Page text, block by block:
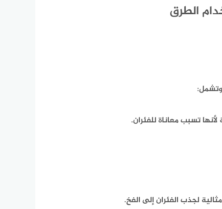
الطرق
وتشمل:
تسبب معاناة للفئران.
لجذب الفئران إلى الفخ.